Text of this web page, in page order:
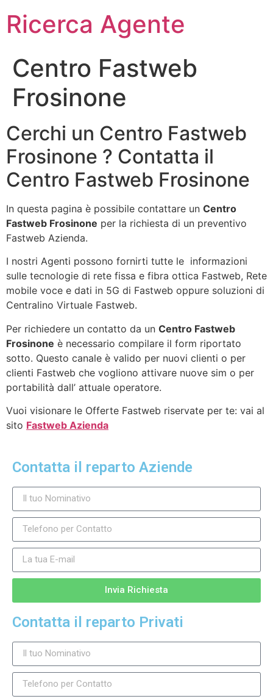
Ricerca Agente
Centro Fastweb
Frosinone
Cerchi un Centro Fastweb
Frosinone ? Contatta il
Centro Fastweb Frosinone
In questa pagina è possibile contattare un Centro
Fastweb Frosinone per la richiesta di un preventivo
Fastweb Azienda.
I nostri Agenti possono fornirti tutte le informazioni
sulle tecnologie di rete fissa e fibra ottica Fastweb, Rete
mobile voce e dati in 5G di Fastweb oppure soluzioni di
Centralino Virtuale Fastweb.
Per richiedere un contatto da un Centro Fastweb
Frosinone è necessario compilare il form riportato
sotto. Questo canale è valido per nuovi clienti o per
clienti Fastweb che vogliono attivare nuove sim o per
portabilità dall’ attuale operatore.
Vuoi visionare le Offerte Fastweb riservate per te: vai al
sito Fastweb Azienda
Contatta il reparto Aziende
Invia Richiesta
Contatta il reparto Privati